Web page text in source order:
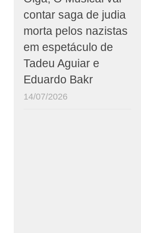
contar saga de judia
morta pelos nazistas
em espetáculo de
Tadeu Aguiar e
Eduardo Bakr
14/07/2026